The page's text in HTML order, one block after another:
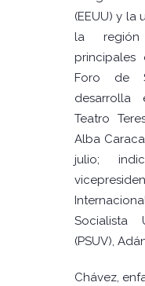
(EEUU) y la
la
Foro de
Teatro
Alba
julio;
Socialista
(PSUV),
Chávez,